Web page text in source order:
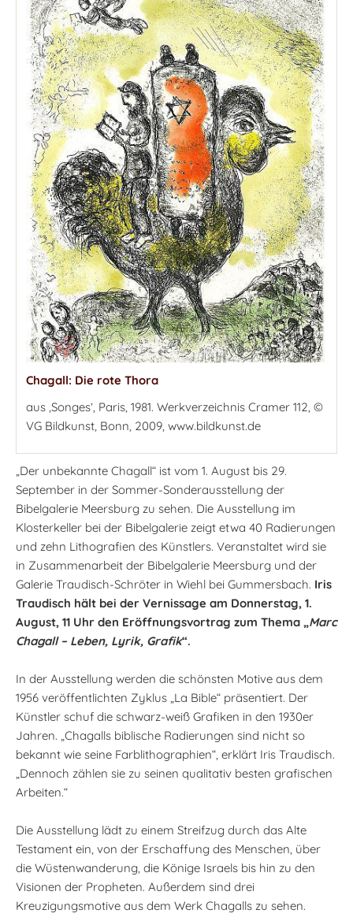
Chagall: Die rote Thora
aus ‚Songes’, Paris, 1981. Werkverzeichnis Cramer 112, ©
VG Bildkunst, Bonn, 2009, www.bildkunst.de
„Der unbekannte Chagall“ ist vom 1. August bis 29.
September in der Sommer-Sonderausstellung der
Bibelgalerie Meersburg zu sehen. Die Ausstellung im
Klosterkeller bei der Bibelgalerie zeigt etwa 40 Radierungen
und zehn Lithografien des Künstlers. Veranstaltet wird sie
in Zusammenarbeit der Bibelgalerie Meersburg und der
Galerie Traudisch-Schröter in Wiehl bei Gummersbach. Iris
Traudisch hält bei der Vernissage am Donnerstag, 1.
August, 11 Uhr den Eröffnungsvortrag zum Thema „Marc
Chagall – Leben, Lyrik, Grafik“.
In der Ausstellung werden die schönsten Motive aus dem
1956 veröffentlichten Zyklus „La Bible“ präsentiert. Der
Künstler schuf die schwarz-weiß Grafiken in den 1930er
Jahren. „Chagalls biblische Radierungen sind nicht so
bekannt wie seine Farblithographien“, erklärt Iris Traudisch.
„Dennoch zählen sie zu seinen qualitativ besten grafischen
Arbeiten.“
Die Ausstellung lädt zu einem Streifzug durch das Alte
Testament ein, von der Erschaffung des Menschen, über
die Wüstenwanderung, die Könige Israels bis hin zu den
Visionen der Propheten. Außerdem sind drei
Kreuzigungsmotive aus dem Werk Chagalls zu sehen.